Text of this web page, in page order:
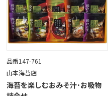
品番147-761
山本海苔店
海苔を楽しむおみそ汁･お吸物